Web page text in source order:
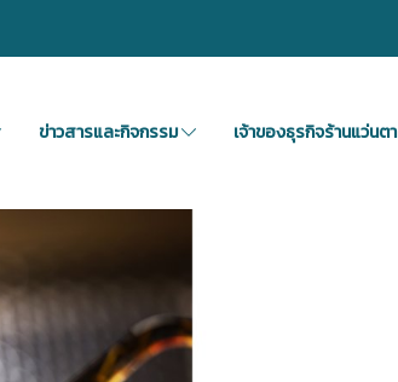
ข่าวสารและกิจกรรม เจ้าของธุรกิจร้านแว่นตา